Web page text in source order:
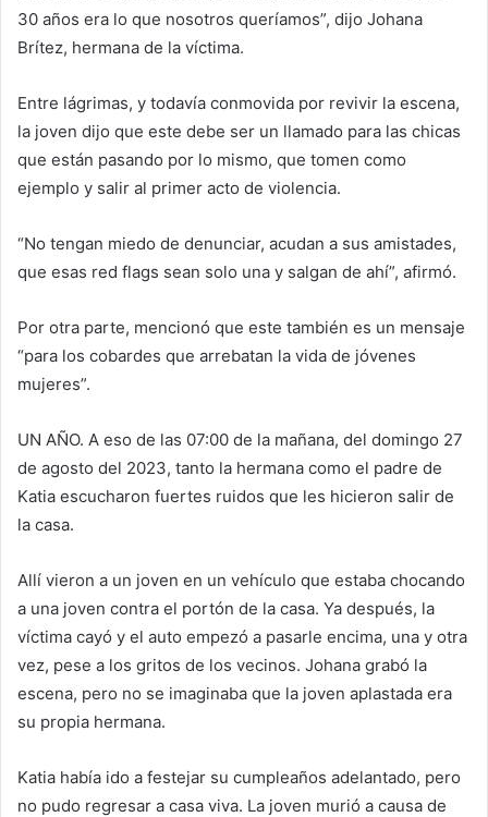
30 años era lo que nosotros queríamos”, dijo Johana
Brítez, hermana de la víctima.
Entre lágrimas, y todavía conmovida por revivir la escena,
la joven dijo que este debe ser un llamado para las chicas
que están pasando por lo mismo, que tomen como
ejemplo y salir al primer acto de violencia.
“No tengan miedo de denunciar, acudan a sus amistades,
que esas red flags sean solo una y salgan de ahí”, afirmó.
Por otra parte, mencionó que este también es un mensaje
“para los cobardes que arrebatan la vida de jóvenes
mujeres”.
UN AÑO. A eso de las 07:00 de la mañana, del domingo 27
de agosto del 2023, tanto la hermana como el padre de
Katia escucharon fuertes ruidos que les hicieron salir de
la casa.
Allí vieron a un joven en un vehículo que estaba chocando
a una joven contra el portón de la casa. Ya después, la
víctima cayó y el auto empezó a pasarle encima, una y otra
vez, pese a los gritos de los vecinos. Johana grabó la
escena, pero no se imaginaba que la joven aplastada era
su propia hermana.
Katia había ido a festejar su cumpleaños adelantado, pero
no pudo regresar a casa viva. La joven murió a causa de